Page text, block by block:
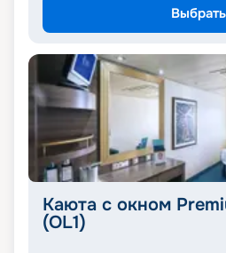
Выбрать
Каюта с окном
(OL1)